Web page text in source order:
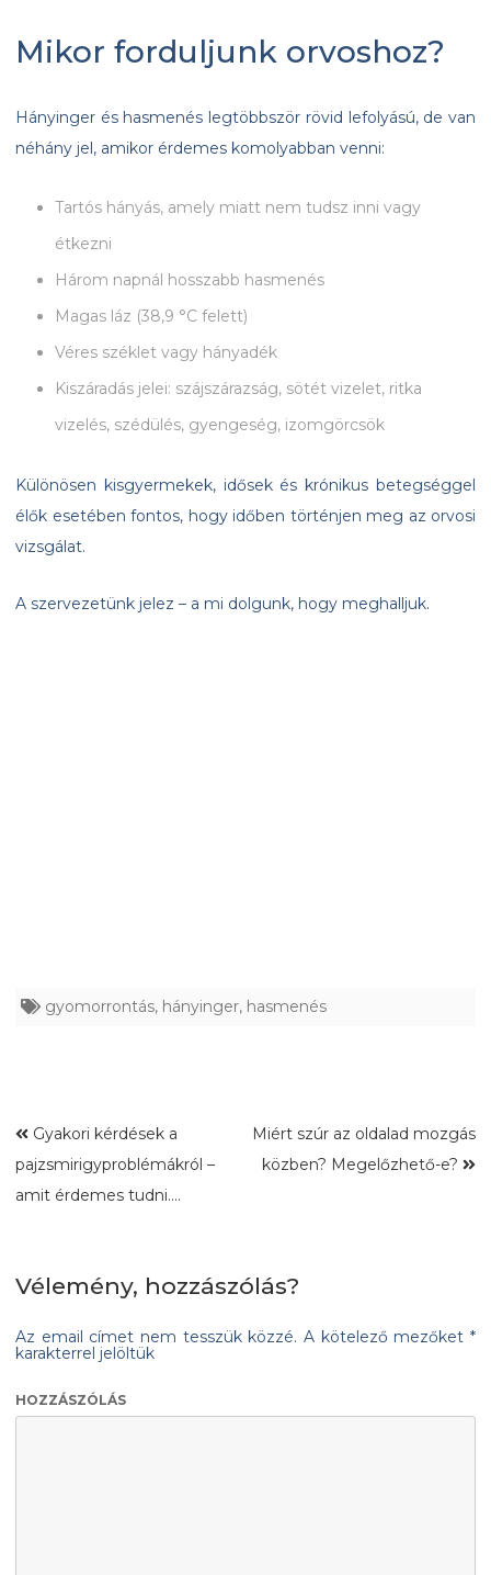
Mikor forduljunk orvoshoz?
Hányinger és hasmenés legtöbbször rövid lefolyású, de van
néhány jel, amikor érdemes komolyabban venni:
Tartós hányás, amely miatt nem tudsz inni vagy
étkezni
Három napnál hosszabb hasmenés
Magas láz (38,9 °C felett)
Véres széklet vagy hányadék
Kiszáradás jelei: szájszárazság, sötét vizelet, ritka
vizelés, szédülés, gyengeség, izomgörcsök
Különösen kisgyermekek, idősek és krónikus betegséggel
élők esetében fontos, hogy időben történjen meg az orvosi
vizsgálat.
A szervezetünk jelez – a mi dolgunk, hogy meghalljuk.
gyomorrontás, hányinger, hasmenés
Gyakori kérdések a
pajzsmirigyproblémákról –
amit érdemes tudni….
Miért szúr az oldalad mozgás
közben? Megelőzhető-e?
Vélemény, hozzászólás?
Az email címet nem tesszük közzé. A kötelező mezőket*
karakterrel jelöltük
HOZZÁSZÓLÁS